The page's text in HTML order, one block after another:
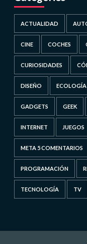
ACTUALIDAD
CINE COCHES
CURIOSIDADES
DISEÑO ECOLOGÍA
GADGETS GEEK
INTERNET JUEGOS
META 5 COMENTARIOS
PROGRAMACIÓN
TECNOLOGÍA TV